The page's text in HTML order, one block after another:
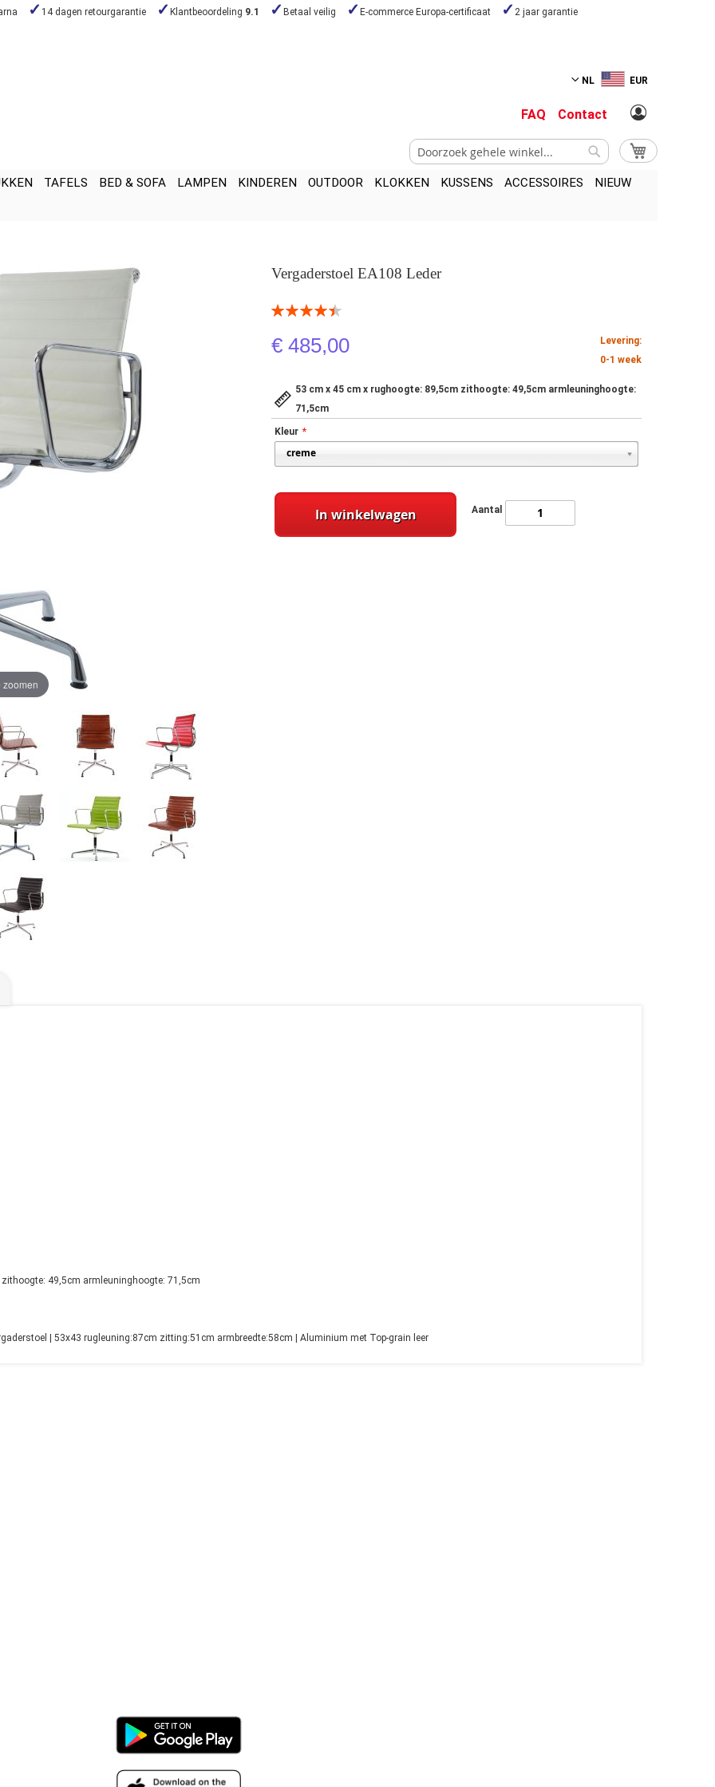
14 dagen retourgarantie Klantbeoordeling 9.1 Betaal veilig E-commerce Europa-certificaat 2 jaar garantie
NL EUR
FAQ Contact
My Cart
Zoek
TAFELS BED & SOFA LAMPEN KINDEREN OUTDOOR KLOKKEN KUSSENS ACCESSOIRES
NIEUW
Vergaderstoel EA108 Leder
Beoordeling:
€ 485,00
Levering:
0-1 week
53 cm x 45 cm x rughoogte: 89,5cm zithoogte: 49,5cm armleuninghoogte:
71,5cm
Kleur
Aantal
In winkelwagen
zoomen
49,5cm armleuninghoogte: 71,5cm
| 53x43 rugleuning:87cm zitting:51cm armbreedte:58cm | Aluminium met Top-grain leer